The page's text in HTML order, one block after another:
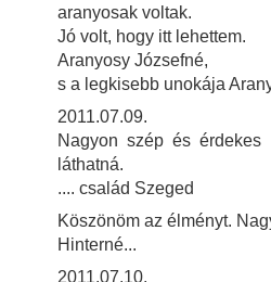
aranyosak voltak.
Jó volt, hogy itt lehettem.
Aranyosy Józsefné,
s a legkisebb unokája
2011.07.09.
Nagyon szép és
láthatná.
.... család Szeged
Köszönöm az élményt.
Hinterné...
2011.07.10.